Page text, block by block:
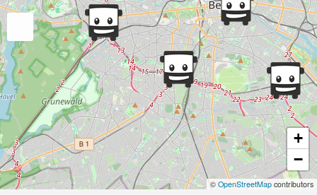
+
−
© OpenStreetMap contributors